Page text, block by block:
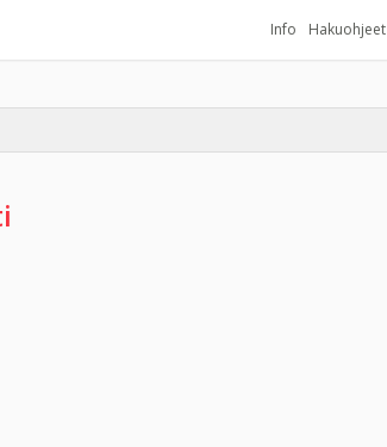
Info Hakuohjeet